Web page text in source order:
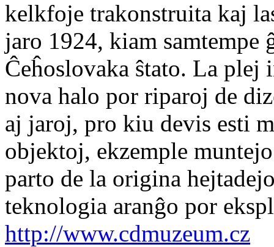
kelkfoje trakonstruita kaj
jaro 1924, kiam samtempe
Ĉeĥoslovaka ŝtato. La plej
nova halo por riparoj de
aj jaroj, pro kiu devis esti
objektoj, ekzemple
parto de la origina
teknologia aranĝo por
http://www.cdmuzeum.cz